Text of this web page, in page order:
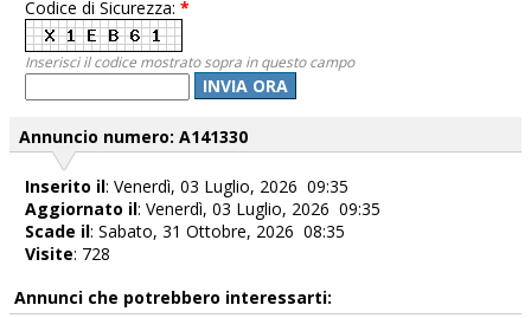
Codice di Sicurezza: *
Inserisci il codice mostrato sopra in questo campo
INVIA ORA
Annuncio numero: A141330
Inserito il: Venerdì, 03 Luglio, 2026 09:35
Aggiornato il: Venerdì, 03 Luglio, 2026 09:35
Scade il: Sabato, 31 Ottobre, 2026 08:35
Visite: 728
Annunci che potrebbero interessarti: